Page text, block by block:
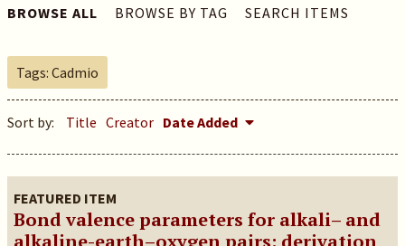
BROWSE ALL BROWSE BY TAG SEARCH ITEMS
Tags: Cadmio
Sort by: Title Creator Date Added
FEATURED ITEM
Bond valence parameters for alkali– and
alkaline-earth–oxygen pairs: derivation